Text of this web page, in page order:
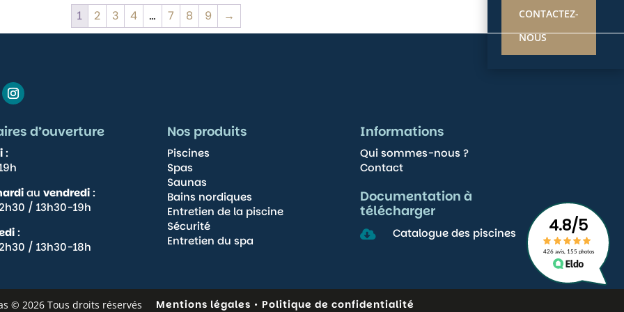
les
consentir
retirer son
1 2 3 4 … 7 8 9 →
CONTACTEZ-
NOUS
d’ouverture
:
auvendredi:
/ 13h30-19h
:
/ 13h30-18h
Nos produits
Piscines
Spas
Saunas
Bains nordiques
Entretien de la piscine
Sécurité
Entretien du spa
Informations
Qui sommes-nous ?
Contact
Documentation à
télécharger
 Catalogue des piscines
© 2026 Tous droits réservés Mentions légales • Politique de confidentialité